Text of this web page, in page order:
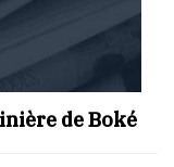
de Boké